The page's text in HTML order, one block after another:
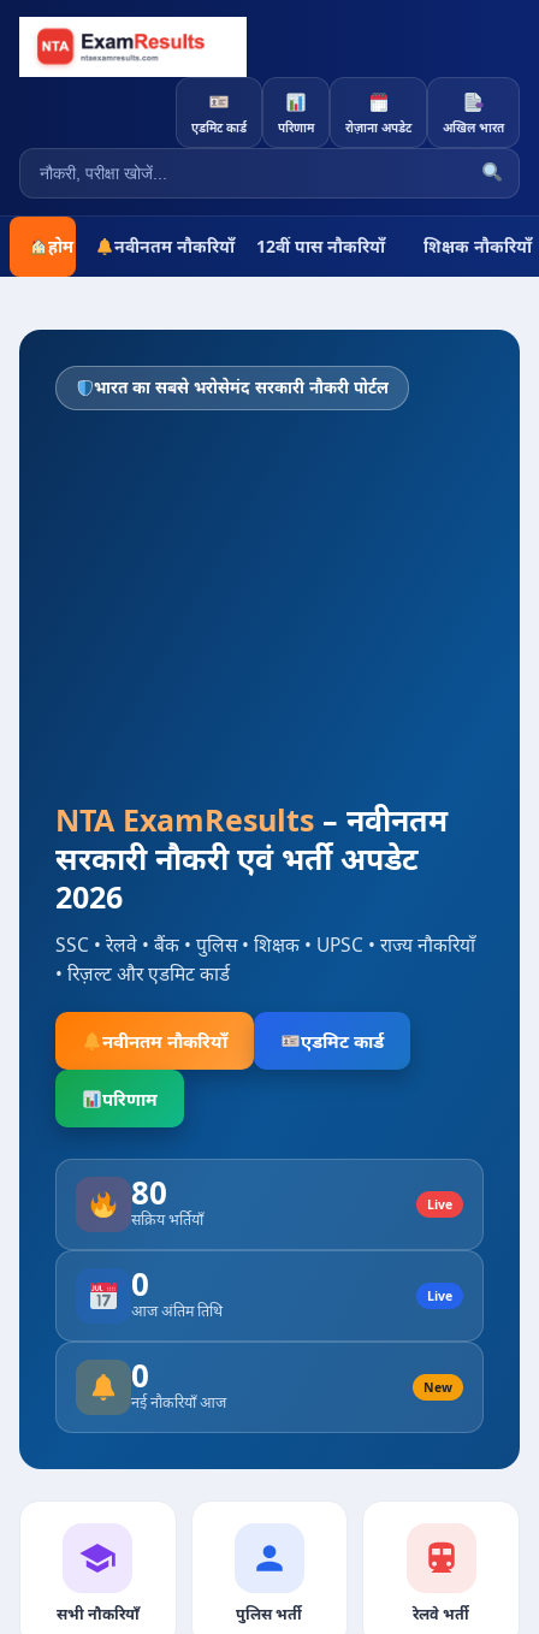
एडमिट कार्ड परिणाम रोज़ाना अपडेट अखिल भारत
होम नवीनतम नौकरियाँ 12वीं पास नौकरियाँ शिक्षक नौकरियाँ
भारत का सबसे भरोसेमंद सरकारी नौकरी पोर्टल
NTA ExamResults – नवीनतम
सरकारी नौकरी एवं भर्ती अपडेट
2026
SSC • रेलवे • बैंक • पुलिस • शिक्षक • UPSC • राज्य नौकरियाँ
• रिज़ल्ट और एडमिट कार्ड
नवीनतम नौकरियाँ एडमिट कार्ड
परिणाम
80
सक्रिय भर्तियाँ
Live
0
आज अंतिम तिथि
Live
0
नई नौकरियाँ आज
New
सभी नौकरियाँ पुलिस भर्ती रेलवे भर्ती